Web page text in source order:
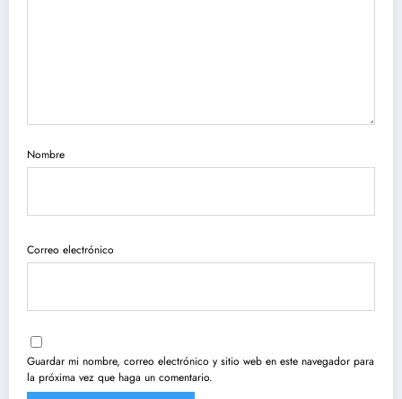
Nombre
Correo electrónico
Guardar mi nombre, correo electrónico y sitio web en este navegador para
la próxima vez que haga un comentario.